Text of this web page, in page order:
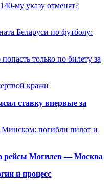
му указу отменят?
Беларуси по футболу:
только по билету за
кражи
ставку впервые за
Минском: погибли пилот и
рейсы Могилев — Москва
и процесс